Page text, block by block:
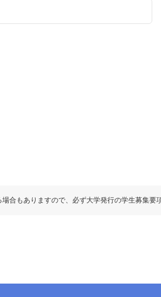
合もありますので、必ず大学発行の学生募集要